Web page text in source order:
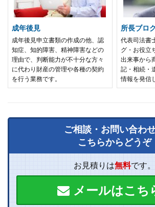
成年後見
成年後見申立書類の作成の他、認
知症、知的障害、精神障害などの
理由で、判断能力が不十分な方々
に代わり財産の管理や各種の契約
を行う業務です。
所長ブロ
代表司法書
グ・お役立
出来事から
記・相続・
情報を発信
ご相談・お問い合わ
こちらからどうぞ
お見積りは無料です。
メールはこち